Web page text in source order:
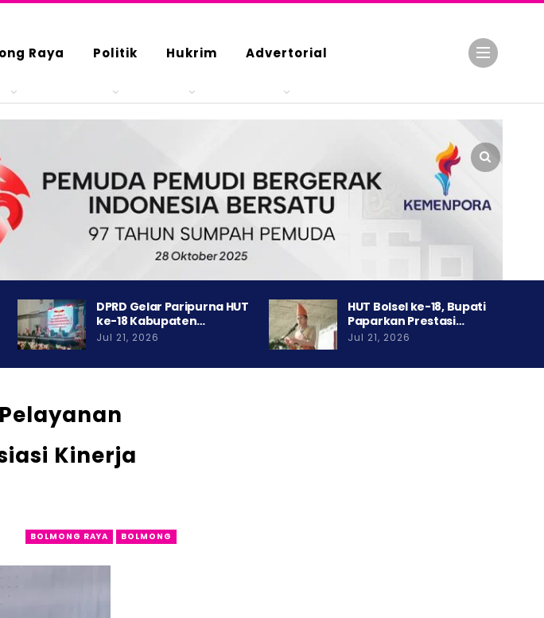
Raya Politik Hukrim Advertorial
DPRD Gelar Paripurna HUT
ke-18 Kabupaten…
Jul 21, 2026
HUT Bolsel ke-18, Bupati
Paparkan Prestasi…
Jul 21, 2026
Kinerja
BOLMONG RAYA BOLMONG